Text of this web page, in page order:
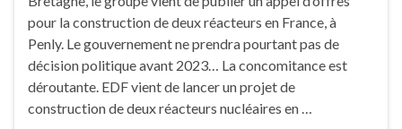
pour la construction de deux réacteurs en France, à
Penly. Le gouvernement ne prendra pourtant pas de
décision politique avant 2023… La concomitance est
déroutante. EDF vient de lancer un projet de
construction de deux réacteurs nucléaires en …